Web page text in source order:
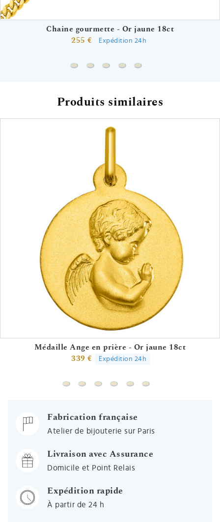
Chaine gourmette - Or jaune 18ct
255 €
Expédition 24h
Produits similaires
Médaille Ange en prière - Or jaune 18ct
339 €
Expédition 24h
Fabrication française
Atelier de bijouterie sur Paris
Livraison avec Assurance
Domicile et Point Relais
Expédition rapide
À partir de 24 h